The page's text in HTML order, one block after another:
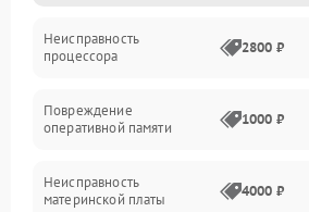
Производительность
Хранение
Неисправность
процессора
2800 ₽
Повреждение
оперативной памяти
1000 ₽
Неисправность
материнской платы
4000 ₽